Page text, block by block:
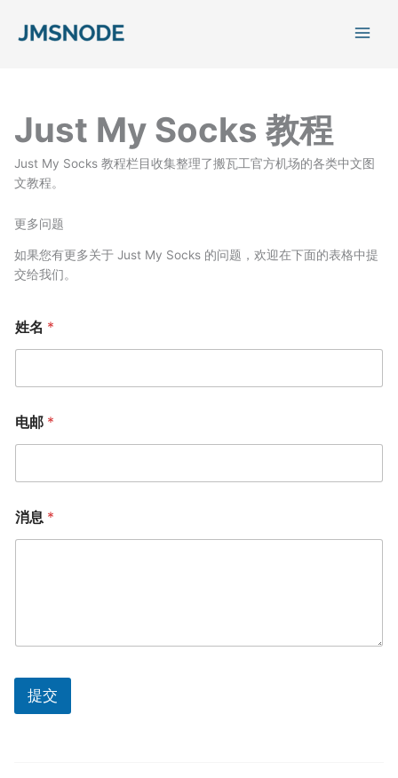
Just My Socks 教程
Just My Socks 教程栏目收集整理了搬瓦工官方机场的各类中文图
文教程。
更多问题
如果您有更多关于 Just My Socks 的问题，欢迎在下面的表格中提
交给我们。
姓名 *
电邮 *
消息 *
提交